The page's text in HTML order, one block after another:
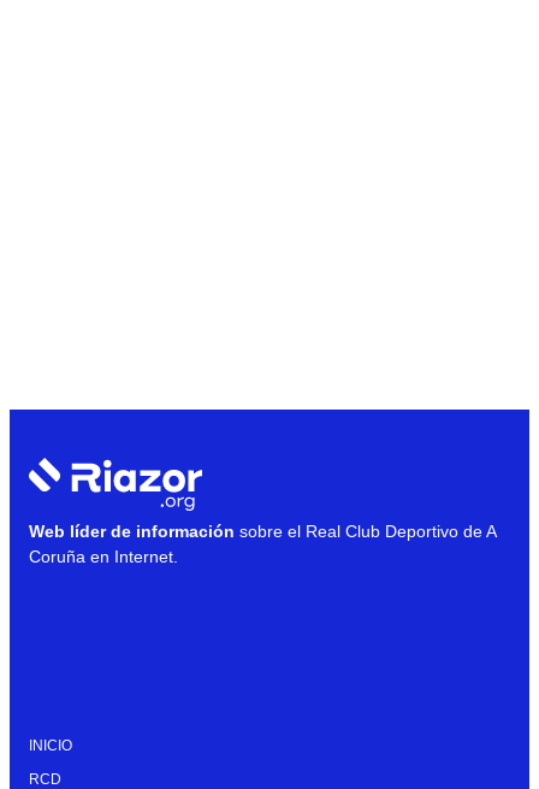
Web líder de información sobre el Real Club Deportivo de A
Coruña en Internet.
INICIO
RCD